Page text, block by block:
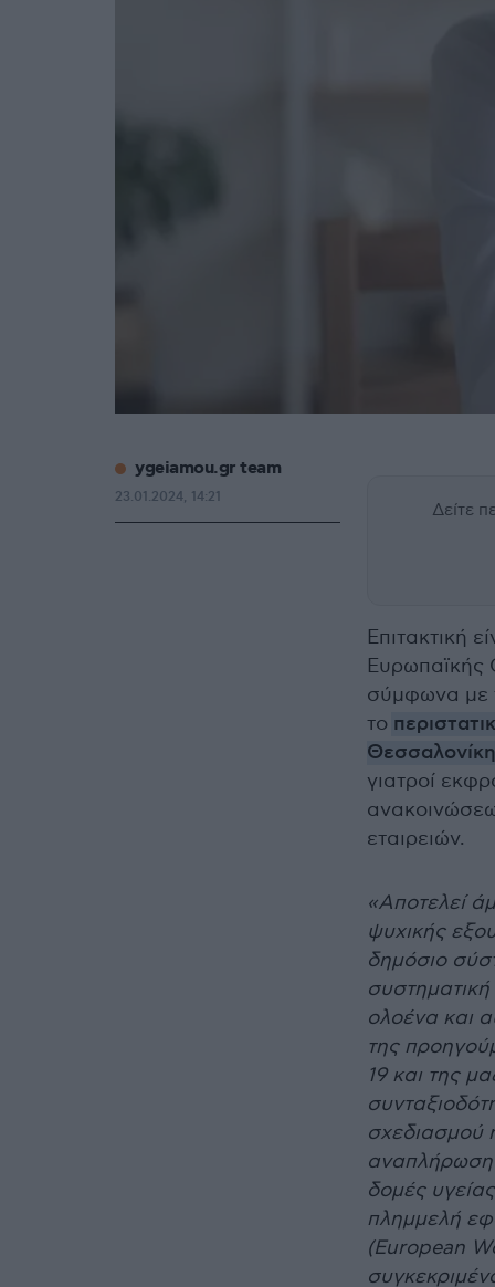
Δείτε
Επιτακτική
Ευρωπαϊκής
σύμφωνα με
το
Θεσσαλονίκη
γιατροί
εταιρειών.
«Αποτελεί
ψυχικής
δημόσιο
ολοένα και
της
19 και της
σχεδιασμού
αναπλήρωση
δομές
πλημμελή
(European
ygeiamou.gr team
23.01.2024, 14:21